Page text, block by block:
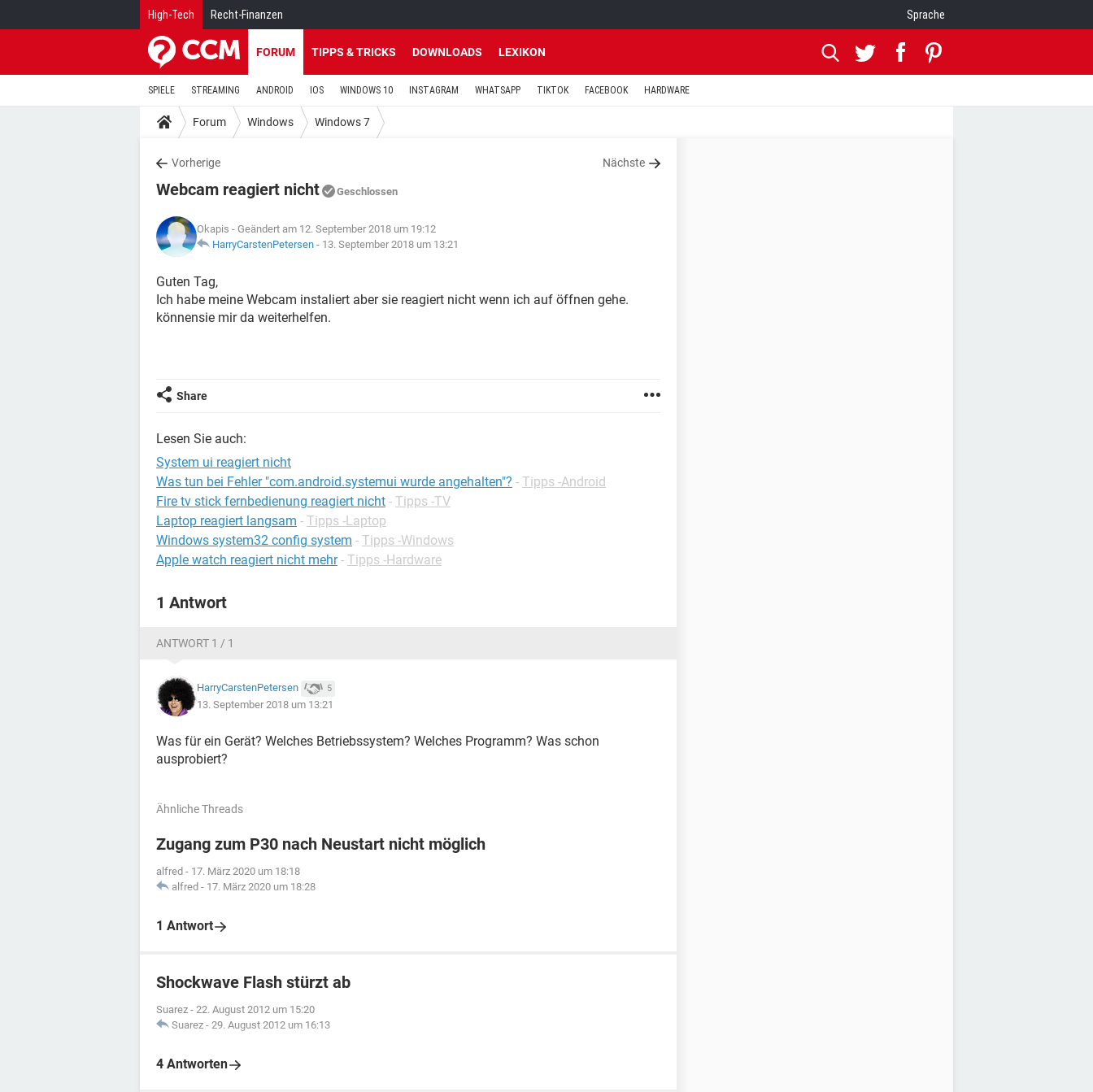
High-Tech Recht-Finanzen Sprache
FORUM TIPPS & TRICKS DOWNLOADS LEXIKON
SPIELE STREAMING ANDROID IOS WINDOWS 10 INSTAGRAM WHATSAPP TIKTOK FACEBOOK HARDWARE
Forum Windows Windows 7
Vorherige Nächste
Webcam reagiert nicht Geschlossen
Okapis - Geändert am 12. September 2018 um 19:12
HarryCarstenPetersen - 13. September 2018 um 13:21
Guten Tag,
Ich habe meine Webcam instaliert aber sie reagiert nicht wenn ich auf öffnen gehe.
könnensie mir da weiterhelfen.
Share
Lesen Sie auch:
System ui reagiert nicht
Was tun bei Fehler "com.android.systemui wurde angehalten"? - Tipps -Android
Fire tv stick fernbedienung reagiert nicht - Tipps -TV
Laptop reagiert langsam - Tipps -Laptop
Windows system32 config system - Tipps -Windows
Apple watch reagiert nicht mehr - Tipps -Hardware
1 Antwort
ANTWORT 1 / 1
HarryCarstenPetersen 5
13. September 2018 um 13:21
Was für ein Gerät? Welches Betriebssystem? Welches Programm? Was schon
ausprobiert?
Ähnliche Threads
Zugang zum P30 nach Neustart nicht möglich
alfred - 17. März 2020 um 18:18
alfred - 17. März 2020 um 18:28
1 Antwort
Shockwave Flash stürzt ab
Suarez - 22. August 2012 um 15:20
Suarez - 29. August 2012 um 16:13
4 Antworten